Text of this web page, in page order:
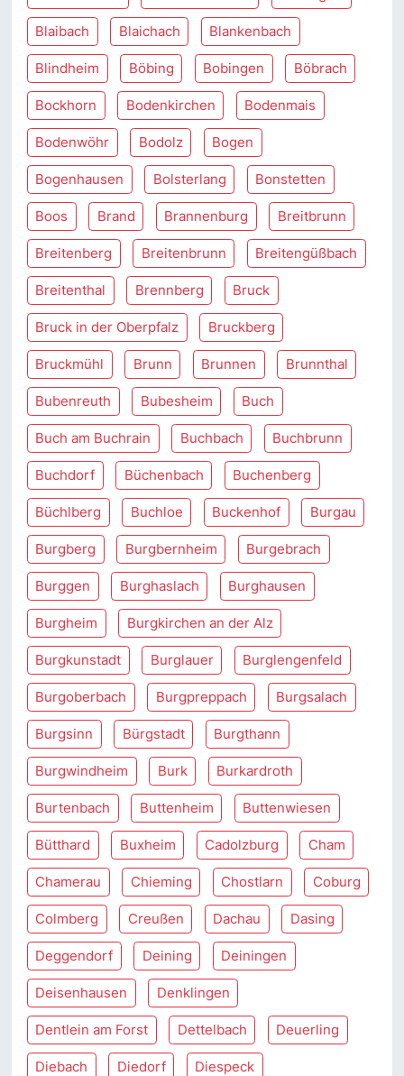
Blaibach Blaichach Blankenbach
Blindheim Böbing Bobingen Böbrach
Bockhorn Bodenkirchen Bodenmais
Bodenwöhr Bodolz Bogen
Bogenhausen Bolsterlang Bonstetten
Boos Brand Brannenburg Breitbrunn
Breitenberg Breitenbrunn Breitengüßbach
Breitenthal Brennberg Bruck
Bruck in der Oberpfalz Bruckberg
Bruckmühl Brunn Brunnen Brunnthal
Bubenreuth Bubesheim Buch
Buch am Buchrain Buchbach Buchbrunn
Buchdorf Büchenbach Buchenberg
Büchlberg Buchloe Buckenhof Burgau
Burgberg Burgbernheim Burgebrach
Burggen Burghaslach Burghausen
Burgheim Burgkirchen an der Alz
Burgkunstadt Burglauer Burglengenfeld
Burgoberbach Burgpreppach Burgsalach
Burgsinn Bürgstadt Burgthann
Burgwindheim Burk Burkardroth
Burtenbach Buttenheim Buttenwiesen
Bütthard Buxheim Cadolzburg Cham
Chamerau Chieming Chostlarn Coburg
Colmberg Creußen Dachau Dasing
Deggendorf Deining Deiningen
Deisenhausen Denklingen
Dentlein am Forst Dettelbach Deuerling
Diebach Diedorf Diespeck